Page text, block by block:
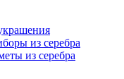
из серебра
из серебра